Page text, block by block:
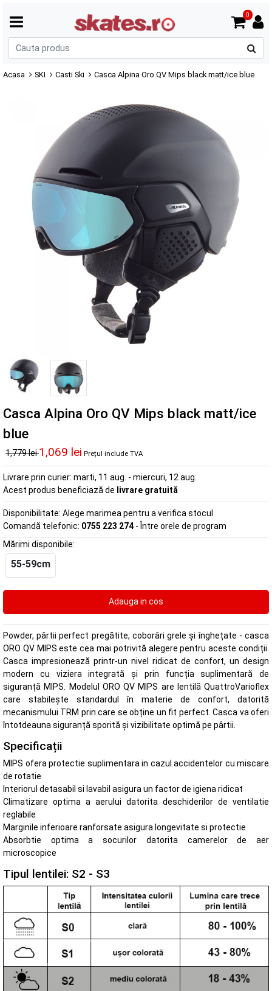
0
Acasa SKI Casti Ski Casca Alpina Oro QV Mips black matt/ice blue
Casca Alpina Oro QV Mips black matt/ice
blue
1,779 lei1,069 lei Prețul include TVA
Livrare prin curier: marti, 11 aug. - miercuri, 12 aug.
Acest produs beneficiază de livrare gratuită
Disponibilitate: Alege marimea pentru a verifica stocul
Comandă telefonic: 0755 223 274 - Între orele de program
Mărimi disponibile:
55-59cm
Powder, pârtii perfect pregătite, coborâri grele și înghețate - casca
ORO QV MIPS este cea mai potrivită alegere pentru aceste condiții.
Casca impresionează printr-un nivel ridicat de confort, un design
modern cu viziera integrată și prin funcția suplimentară de
siguranță MIPS. Modelul ORO QV MIPS are lentilă QuattroVarioflex
care stabilește standardul în materie de confort, datorită
mecanismului TRM prin care se obține un fit perfect. Casca va oferi
întotdeauna siguranță sporită și vizibilitate optimă pe pârtii.
Specificații
MIPS ofera protectie suplimentara in cazul accidentelor cu miscare
de rotatie
Interiorul detasabil si lavabil asigura un factor de igiena ridicat
Climatizare optima a aerului datorita deschiderilor de ventilatie
reglabile
Marginile inferioare ranforsate asigura longevitate si protectie
Absorbtie optima a socurilor datorita camerelor de aer
microscopice
Tipul lentilei: S2 - S3